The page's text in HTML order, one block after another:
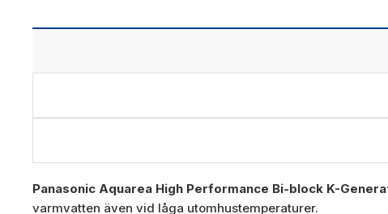
Panasonic Aquarea High Performance Bi-block K-
varmvatten även vid låga utomhustemperaturer.